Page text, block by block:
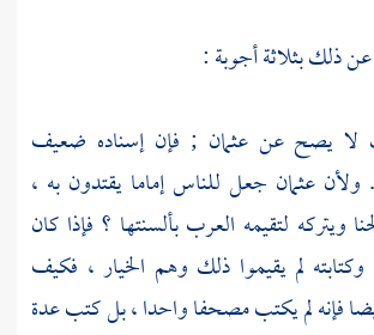
ذلك بثلاثة أجوبة :
لا يصح عنعثمان ; فإن إسناده ضعيف
ولأنعثمان جعل للناس إماما يقتدون به ،
ويتركه لتقيمه العرب بألسنتها ؟ فإذا كان
وكتابته لم يقيموا ذلك وهم الخيار ، فكيف
فإنه لم يكتب مصحفا واحدا ، بل كتب عدة